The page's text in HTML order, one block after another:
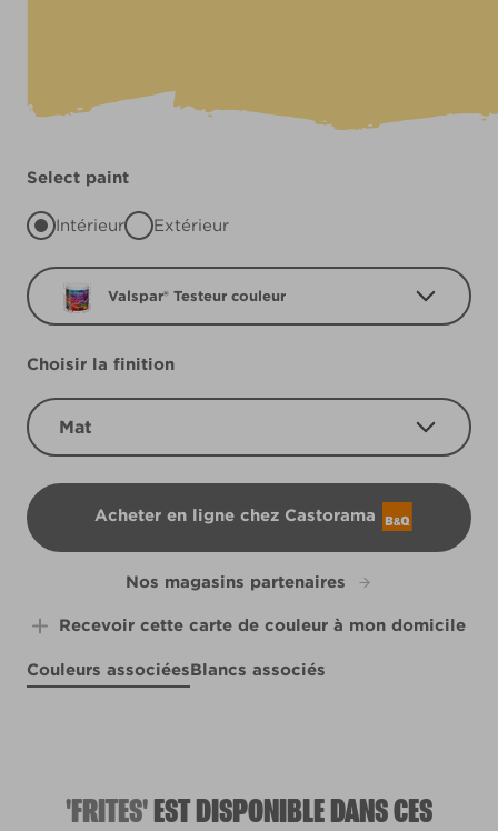
Select paint
Intérieur Extérieur
Valspar® Testeur couleur
Choisir la finition
Mat
Acheter en ligne chez Castorama
B&Q
Nos magasins partenaires
Recevoir cette carte de couleur à mon domicile
Couleurs associéesBlancs associés
'FRITES' EST DISPONIBLE DANS CES